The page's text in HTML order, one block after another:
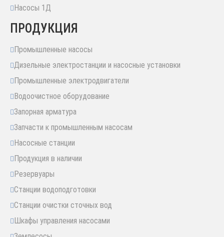
Насосы 1Д
ПРОДУКЦИЯ
Промышленные насосы
Дизельные электростанции и насосные установки
Промышленные электродвигатели
Водоочистное оборудование
Запорная арматура
Запчасти к промышленным насосам
Насосные станции
Продукция в наличии
Резервуары
Станции водоподготовки
Станции очистки сточных вод
Шкафы управления насосами